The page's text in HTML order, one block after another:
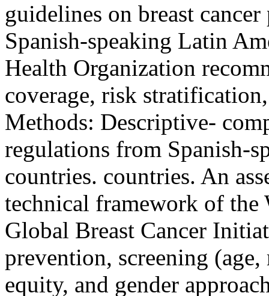
guidelines on breast
Spanish-speaking Latin
Health Organization
coverage, risk
Methods: Descriptive-
regulations from Spanish-
countries. countries. An
technical framework of
Global Breast Cancer
prevention, screening
equity, and gender